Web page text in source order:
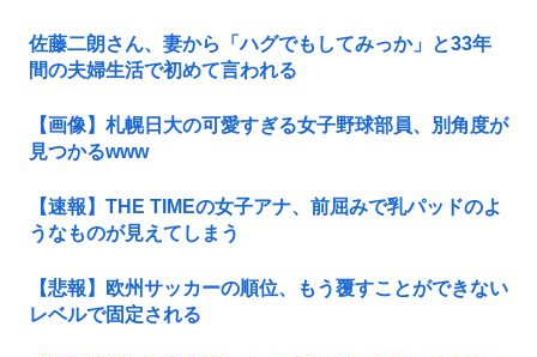
佐藤二朗さん、妻から「ハグでもしてみっか」と33年
間の夫婦生活で初めて言われる
【画像】札幌日大の可愛すぎる女子野球部員、別角度が
見つかるwww
【速報】THE TIMEの女子アナ、前屈みで乳パッドのよ
うなものが見えてしまう
【悲報】欧州サッカーの順位、もう覆すことができない
レベルで固定される